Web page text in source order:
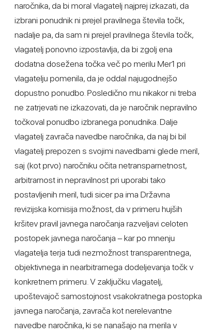
naročnika, da bi moral vlagatelj najprej izkazati, da
izbrani ponudnik ni prejel pravilnega števila točk,
nadalje pa, da sam ni prejel pravilnega števila točk,
vlagatelj ponovno izpostavlja, da bi zgolj ena
dodatna dosežena točka več po merilu Mer1 pri
vlagatelju pomenila, da je oddal najugodnejšo
dopustno ponudbo. Posledično mu nikakor ni treba
ne zatrjevati ne izkazovati, da je naročnik nepravilno
točkoval ponudbo izbranega ponudnika. Dalje
vlagatelj zavrača navedbe naročnika, da naj bi bil
vlagatelj prepozen s svojimi navedbami glede meril,
saj (kot prvo) naročniku očita netransparnetnost,
arbitrarnost in nepravilnost pri uporabi tako
postavljenih meril, tudi sicer pa ima Državna
revizijska komisija možnost, da v primeru hujših
kršitev pravil javnega naročanja razveljavi celoten
postopek javnega naročanja – kar po mnenju
vlagatelja terja tudi nezmožnost transparentnega,
objektivnega in nearbitrarnega dodeljevanja točk v
konkretnem primeru. V zaključku vlagatelj,
upoštevajoč samostojnost vsakokratnega postopka
javnega naročanja, zavrača kot nerelevantne
navedbe naročnika, ki se nanašajo na merila v